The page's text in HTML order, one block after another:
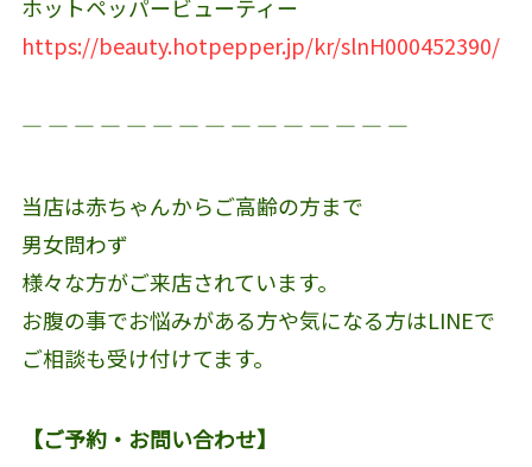
ホットペッパービューティー
https://beauty.hotpepper.jp/kr/slnH000452390/
― ― ― ― ― ― ― ― ― ― ― ― ― ― ―
当店は赤ちゃんからご高齢の方まで
男女問わず
様々な方がご来店されています。
お腹の事でお悩みがある方や気になる方はLINEで
ご相談も受け付けてます。
【ご予約・お問い合わせ】